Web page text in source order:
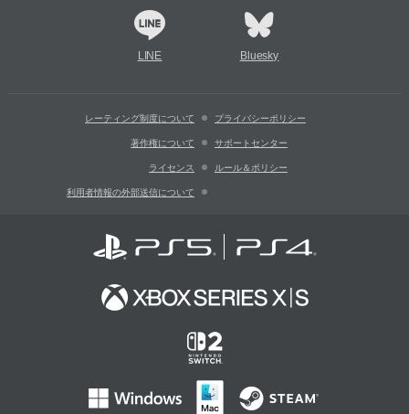
LINE Bluesky
レーティング制度について プライバシーポリシー
著作権について サポートセンター
ライセンス ルール＆ポリシー
利用者情報の外部送信について